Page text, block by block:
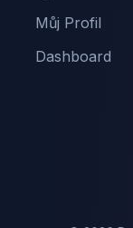
Můj Profil
Dashboard